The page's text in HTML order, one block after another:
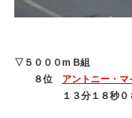
▽５０００m B組
８位 アントニー・マ
１３分１８秒０